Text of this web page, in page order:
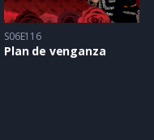
S06E116
Plan de venganza